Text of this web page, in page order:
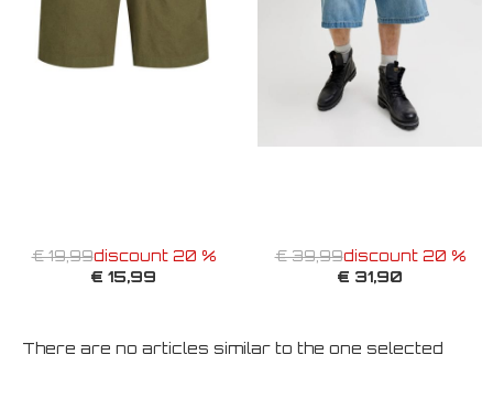
€ 19,99discount 20 %
€ 15,99
€ 39,99discount 20 %
€ 31,90
There are no articles similar to the one selected